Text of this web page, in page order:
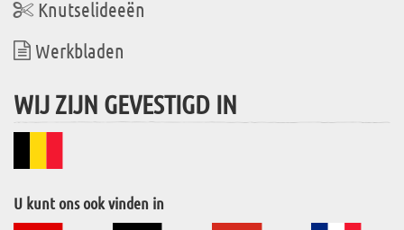
Knutselideeën
Werkbladen
WIJ ZIJN GEVESTIGD IN
U kunt ons ook vinden in